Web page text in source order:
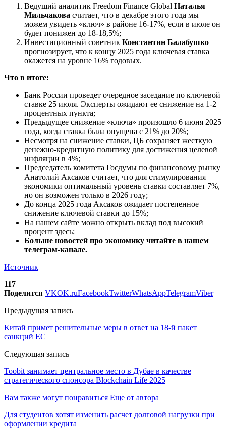
Ведущий аналитик Freedom Finance Global Наталья
Мильчакова считает, что в декабре этого года мы
можем увидеть «ключ» в районе 16-17%, если в июле он
будет понижен до 18-18,5%;
Инвестиционный советник Константин Балабушко
прогнозирует, что к концу 2025 года ключевая ставка
окажется на уровне 16% годовых.
Что в итоге:
Банк России проведет очередное заседание по ключевой
ставке 25 июля. Эксперты ожидают ее снижение на 1-2
процентных пункта;
Предыдущее снижение «ключа» произошло 6 июня 2025
года, когда ставка была опущена с 21% до 20%;
Несмотря на снижение ставки, ЦБ сохраняет жесткую
денежно-кредитную политику для достижения целевой
инфляции в 4%;
Председатель комитета Госдумы по финансовому рынку
Анатолий Аксаков считает, что для стимулирования
экономики оптимальный уровень ставки составляет 7%,
но он возможен только в 2026 году;
До конца 2025 года Аксаков ожидает постепенное
снижение ключевой ставки до 15%;
На нашем сайте можно открыть вклад под высокий
процент здесь;
Больше новостей про экономику читайте в нашем
телеграм-канале.
Источник
117
Поделится VKOK.ruFacebookTwitterWhatsAppTelegramViber
Предыдущая запись
Китай примет решительные меры в ответ на 18-й пакет
санкций ЕС
Следующая запись
Toobit занимает центральное место в Дубае в качестве
стратегического спонсора Blockchain Life 2025
Вам также могут понравиться Еще от автора
Для студентов хотят изменить расчет долговой нагрузки при
оформлении кредита